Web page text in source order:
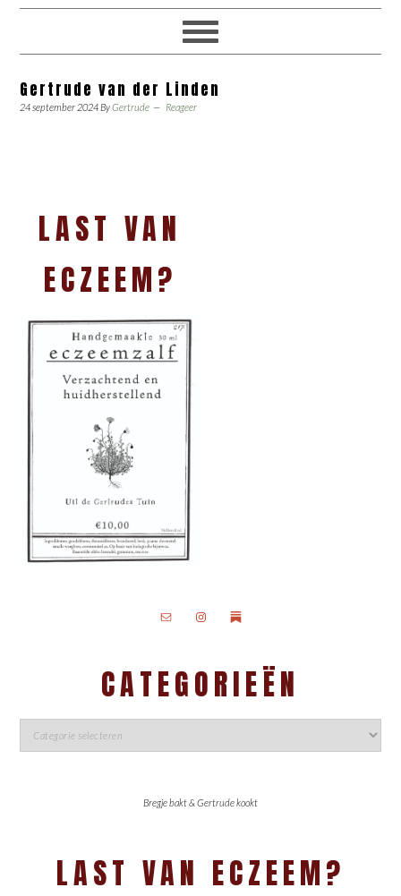
Gertrude van der Linden
24 september 2024ByGertrude Reageer
LAST VAN
ECZEEM?
CATEGORIEËN
Bregje bakt & Gertrude kookt
LAST VAN ECZEEM?